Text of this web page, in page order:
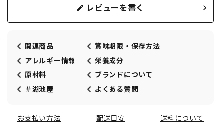
レビューを書く
関連商品
賞味期限・保存方法
アレルギー情報
栄養成分
原材料
ブランドについて
＃湖池屋
よくある質問
お支払い方法 配送目安 送料について